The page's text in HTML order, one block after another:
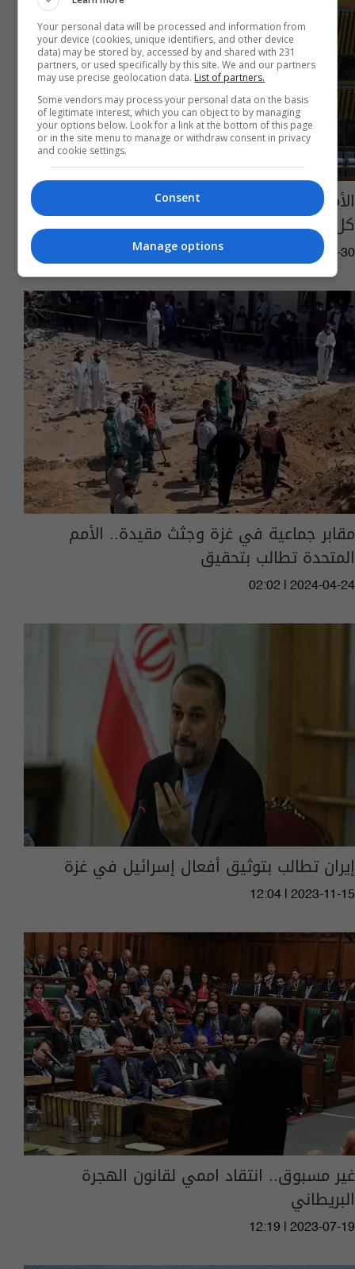
الأمم المتحدة: على دول العالم إعادة النظر في
كل العلاقات مع إسرائيل
09:23 | 2024-07-30
مقابر جماعية في غزة وجثث مقيدة.. الأمم
المتحدة تطالب بتحقيق
02:02 | 2024-04-24
إيران تطالب بتوثيق أفعال إسرائيل في غزة
12:04 | 2023-11-15
غير مسبوق.. انتقاد اممي لقانون الهجرة
البريطاني
12:19 | 2023-07-19
Your personal data will be processed and information from
your device (cookies, unique identifiers, and other device
data) may be stored by, accessed by and shared with 231
partners, or used specifically by this site. We and our partners
may use precise geolocation data. List of partners.
Some vendors may process your personal data on the basis
of legitimate interest, which you can object to by managing
your options below. Look for a link at the bottom of this page
or in the site menu to manage or withdraw consent in privacy
and cookie settings.
Consent
Manage options